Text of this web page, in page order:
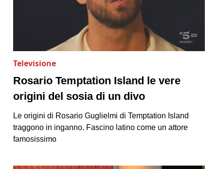
Televisione
Rosario Temptation Island le vere
origini del sosia di un divo
Le origini di Rosario Guglielmi di Temptation Island
traggono in inganno. Fascino latino come un attore
famosissimo